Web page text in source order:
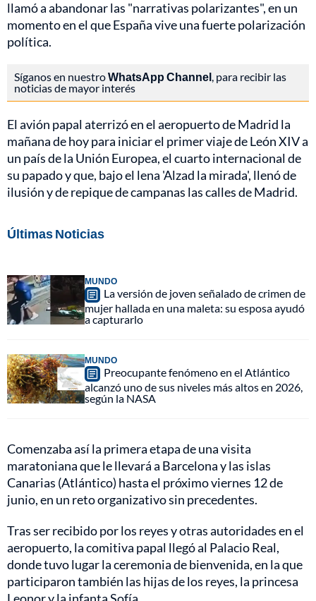
llamó a abandonar las "narrativas polarizantes", en un
momento en el que España vive una fuerte polarización
política.
Síganos en nuestroWhatsApp Channel, para recibir las
noticias de mayor interés
El avión papal aterrizó en el aeropuerto de Madrid la
mañana de hoy para iniciar el primer viaje de León XIV a
un país de la Unión Europea, el cuarto internacional de
su papado y que, bajo el lena 'Alzad la mirada', llenó de
ilusión y de repique de campanas las calles de Madrid.
Últimas Noticias
MUNDO
La versión de joven señalado de crimen de
mujer hallada en una maleta: su esposa ayudó
a capturarlo
MUNDO
Preocupante fenómeno en el Atlántico
alcanzó uno de sus niveles más altos en 2026,
según la NASA
Comenzaba así la primera etapa de una visita
maratoniana que le llevará a Barcelona y las islas
Canarias (Atlántico) hasta el próximo viernes 12 de
junio, en un reto organizativo sin precedentes.
Tras ser recibido por los reyes y otras autoridades en el
aeropuerto, la comitiva papal llegó al Palacio Real,
donde tuvo lugar la ceremonia de bienvenida, en la que
participaron también las hijas de los reyes, la princesa